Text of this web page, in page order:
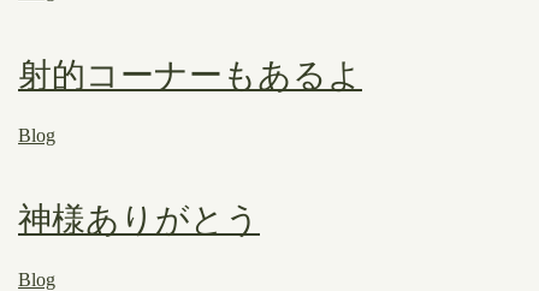
射的コーナーもあるよ
Blog
神様ありがとう
Blog